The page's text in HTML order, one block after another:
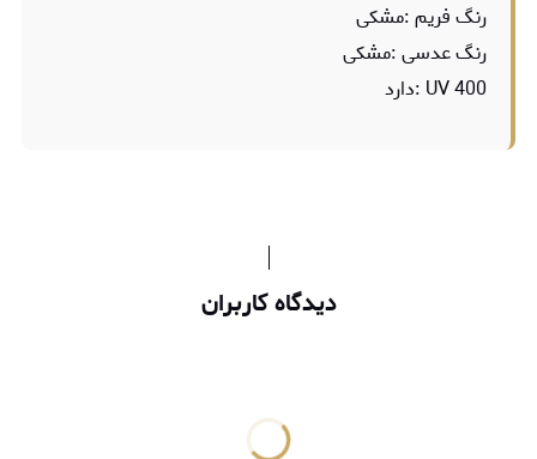
رنگ فریم :مشکی
رنگ عدسی :مشکی
UV 400 :دارد
دیدگاه کاربران